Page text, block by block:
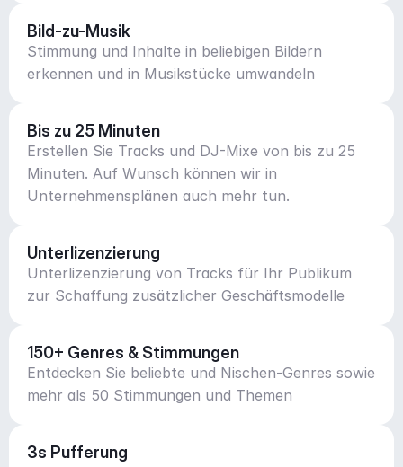
Bild-zu-Musik
Stimmung und Inhalte in beliebigen Bildern
erkennen und in Musikstücke umwandeln
Bis zu 25 Minuten
Erstellen Sie Tracks und DJ-Mixe von bis zu 25
Minuten. Auf Wunsch können wir in
Unternehmensplänen auch mehr tun.
Unterlizenzierung
Unterlizenzierung von Tracks für Ihr Publikum
zur Schaffung zusätzlicher Geschäftsmodelle
150+ Genres & Stimmungen
Entdecken Sie beliebte und Nischen-Genres sowie
mehr als 50 Stimmungen und Themen
3s Pufferung